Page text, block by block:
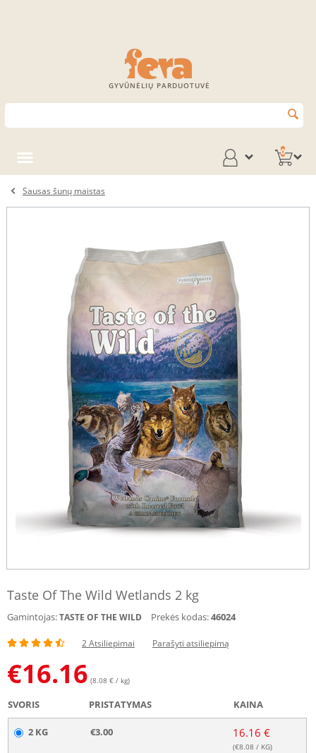
GYVŪNĖLIŲ PARDUOTUVĖ
0
Sausas šunų maistas
Taste Of The Wild Wetlands 2 kg
Gamintojas:TASTE OF THE WILD Prekės kodas:46024
2 Atsiliepimai Parašyti atsiliepimą
€16.16 (8.08 € / kg)
SVORIS PRISTATYMAS KAINA
2 KG €3.00 16.16 €
(€8.08 / KG)